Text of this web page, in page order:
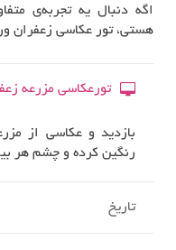
اگه دنبال یه تجربه‌ی
هستی، تور عکاسی زعفران
تورعکاسی مزرعه
بازدید و عکاسی از
رنگین کرده و چشم هر
تاریخ